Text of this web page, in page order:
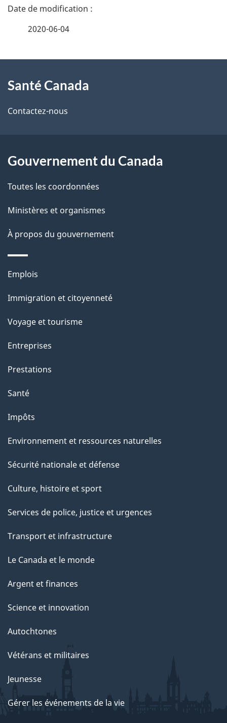
D
i
l
d
e
p
a
2020-06-04
propos
de
site
Santé Canada
Contactez-nous
Gouvernement du Canada
Toutes les coordonnées
Ministères et organismes
À propos du gouvernement
Thèmes
sujets
Emplois
Immigration et citoyenneté
Voyage et tourisme
Entreprises
Prestations
Santé
Impôts
Environnement et ressources naturelles
Sécurité nationale et défense
Culture, histoire et sport
Services de police, justice et urgences
Transport et infrastructure
Le Canada et le monde
Argent et finances
Science et innovation
Autochtones
Vétérans et militaires
Jeunesse
Gérer les événements de la vie